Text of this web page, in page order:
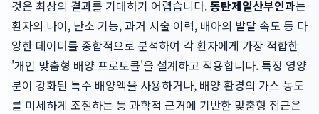
것은 최상의 결과를 기대하기 어렵습니다.동탄제일산부인과는
환자의 나이, 난소 기능, 과거 시술 이력, 배아의 발달 속도 등 다
양한 데이터를 종합적으로 분석하여 각 환자에게 가장 적합한
'개인 맞춤형 배양 프로토콜'을 설계하고 적용합니다. 특정 영양
분이 강화된 특수 배양액을 사용하거나, 배양 환경의 가스 농도
를 미세하게 조절하는 등 과학적 근거에 기반한 맞춤형 접근은